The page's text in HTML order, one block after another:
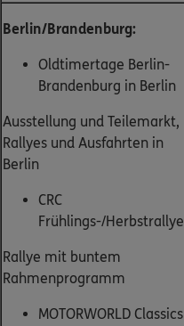
Berlin/Brandenburg:
Oldtimertage Berlin-
Brandenburg in Berlin
Ausstellung und Teilemarkt,
Rallyes und Ausfahrten in
Berlin
CRC
Frühlings-/Herbstrallye
Rallye mit buntem
Rahmenprogramm
MOTORWORLD Classics